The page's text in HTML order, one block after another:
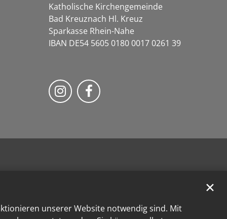
unserer Website notwendig sind. Mit
✕
Katholische Kirchengemeinde
Bad Kreuznach Hl. Kreuz
Sparkasse Rhein-Nahe
IBAN DE54 5605 0180 0017 0261 39
Bistum Trier auf Instragram
Bistum Trier auf Facebook